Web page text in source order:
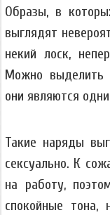
Образы, в
выглядят
некий лоск,
Можно выделить
они являются
Такие наряды
сексуально. К
на работу,
спокойные